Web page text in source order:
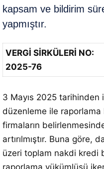
kapsam ve bildirim
yapmıştır.
VERGİ SİRKÜLERİ NO:
2025-76
3 Mayıs 2025
düzenleme ile raporlama
firmaların
artırılmıştır. Buna göre,
üzeri toplam nakdi kredi
raporlama yükümlüsü